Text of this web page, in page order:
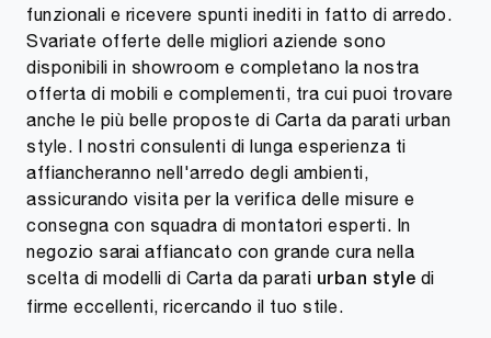
funzionali e ricevere spunti inediti in fatto di arredo.
Svariate offerte delle migliori aziende sono
disponibili in showroom e completano la nostra
offerta di mobili e complementi, tra cui puoi trovare
anche le più belle proposte di Carta da parati urban
style. I nostri consulenti di lunga esperienza ti
affiancheranno nell'arredo degli ambienti,
assicurando visita per la verifica delle misure e
consegna con squadra di montatori esperti. In
negozio sarai affiancato con grande cura nella
scelta di modelli di Carta da parati urban style di
firme eccellenti, ricercando il tuo stile.